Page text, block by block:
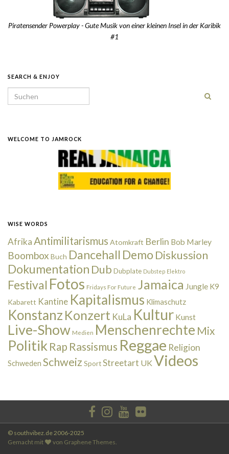
Piratensender Powerplay - Gute Musik von einer kleinen Insel in der Karibik
#1
SEARCH & ENJOY
Search for:
WELCOME TO JAMROCK
WISE WORDS
AfrikaAntimilitarismus Atomkraft Berlin Bob Marley
Boombox Buch Dancehall Demo Diskussion
Dokumentation Dub Dubplate Dubstep Elektro
Festival Fotos Fridays For Future Jamaica Jungle K9
Kabarett Kantine Kapitalismus Klimaschutz
Konstanz Konzert KuLa Kultur Kunst
Live-Show Medien Menschenrechte Mix
Politik Rap Rassismus Reggae Religion
Schweden Schweiz SportStreetart UKVideos
© southvibez.de 2006-2025
Gemacht mit
von Graphene Themes.